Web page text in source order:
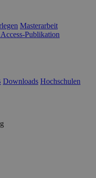
Masterarbeit
Publikation
Downloads Hochschulen